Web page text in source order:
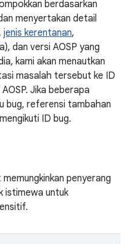
berdasarkan
menyertakan detail
jenis kerentanan,
dan versi AOSP yang
kami akan menautkan
masalah tersebut ke ID
Jika beberapa
bug, referensi tambahan
ID bug.
penyerang
istimewa untuk